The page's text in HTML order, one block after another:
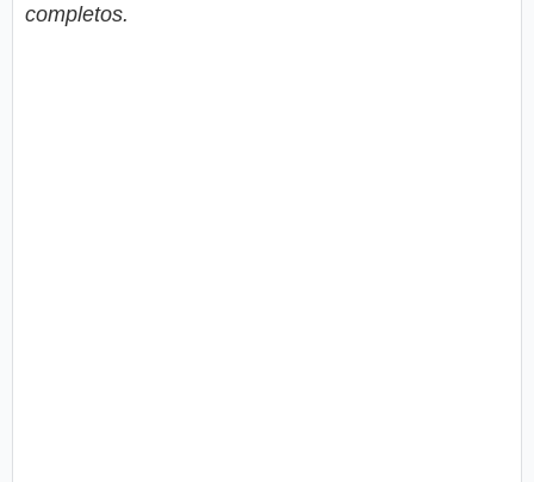
completos.